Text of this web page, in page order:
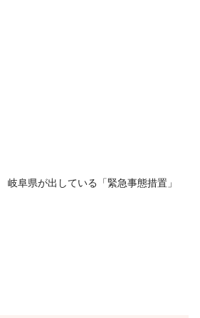
阜県が出している「緊急事態措置」